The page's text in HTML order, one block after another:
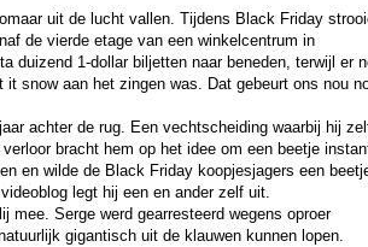
uit de lucht vallen. Tijdens Black Friday
de vierde etage van een winkelcentrum in
duizend 1-dollar biljetten naar beneden, terwijl er
it snow aan het zingen was. Dat gebeurt ons nou
achter de rug. Een vechtscheiding waarbij hij
bracht hem op het idee om een beetje
en wilde de Black Friday koopjesjagers een
legt hij een en ander zelf uit.
mee. Serge werd gearresteerd wegens oproer
gigantisch uit de klauwen kunnen lopen.